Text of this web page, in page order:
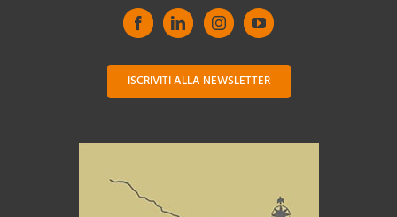
ISCRIVITI ALLA NEWSLETTER